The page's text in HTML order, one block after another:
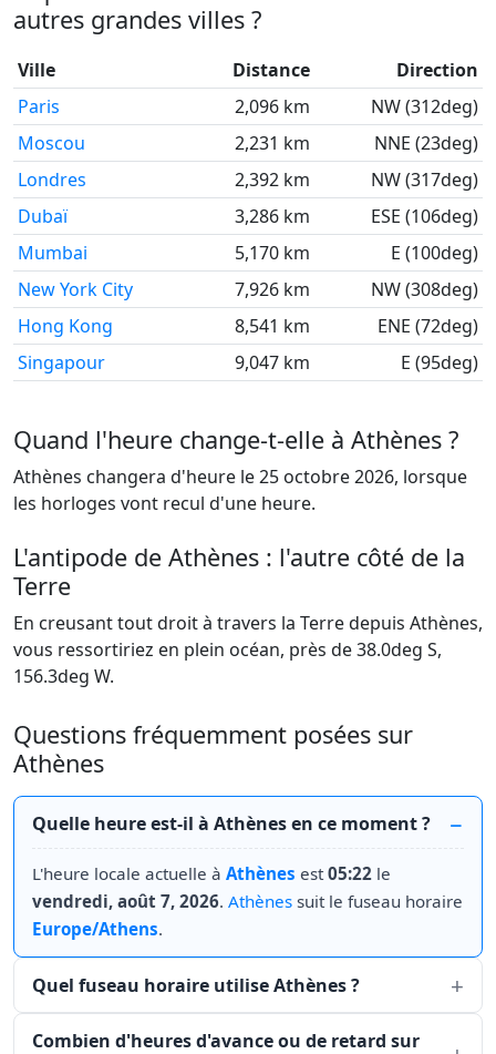
autres grandes villes ?
Ville Distance
Direction
Paris
2,096 km
NW (312deg)
Moscou
2,231 km
NNE (23deg)
Londres
2,392 km
NW (317deg)
Dubaï
3,286 km
ESE (106deg)
Mumbai
5,170 km
E (100deg)
New York City
7,926 km
NW (308deg)
Hong Kong
8,541 km
ENE (72deg)
Singapour
9,047 km E (95deg)
Quand l'heure change-t-elle à Athènes ?
Athènes changera d'heure le 25 octobre 2026, lorsque
les horloges vont recul d'une heure.
L'antipode de Athènes : l'autre côté de la
Terre
En creusant tout droit à travers la Terre depuis Athènes,
vous ressortiriez en plein océan, près de 38.0deg S,
156.3deg W.
Questions fréquemment posées sur
Athènes
Quelle heure est-il à Athènes en ce moment ?
L'heure locale actuelle à Athènes est05:22 le
vendredi, août 7, 2026. Athènes suit le fuseau horaire
Europe/Athens.
Quel fuseau horaire utilise Athènes ?
Combien d'heures d'avance ou de retard sur